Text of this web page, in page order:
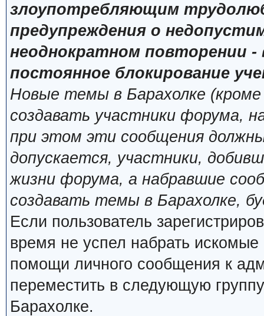
злоупотребляющим
предупреждения о
неоднократном повторении
постоянное блокирование
Новые темы в Барахолке
создавать участники форума,
при этом эти сообщения
допускается, участники,
жизни форума, а набравшие
создавать темы в Барахолке,
Если пользователь
время не успел набрать
помощи личного сообщения к
переместить в следующую
Барахолке.